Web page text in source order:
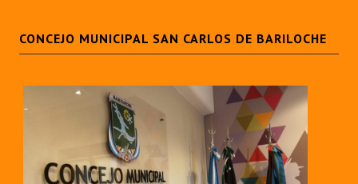
CONCEJO MUNICIPAL SAN CARLOS DE BARILOCHE